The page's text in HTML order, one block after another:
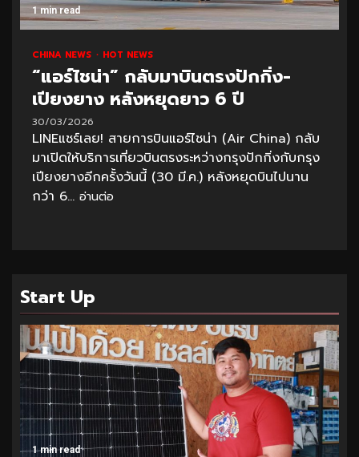
1 min read
CHINA NEWS HOT NEWS
“แอร์ไชน่า” กลับมาบินตรงปักกิ่ง-
เปียงยาง หลังหยุดยาว 6 ปี
30/03/2026
LINEแชร์เลย! สายการบินแอร์ไชน่า (Air China) กลับ
มาเปิดให้บริการเที่ยวบินตรงระหว่างกรุงปักกิ่งกับกรุง
เปียงยางอีกครั้งวันนี้ (30 มี.ค.) หลังหยุดบินไปนาน
กว่า 6... อ่านต่อ
Start Up
1 min read